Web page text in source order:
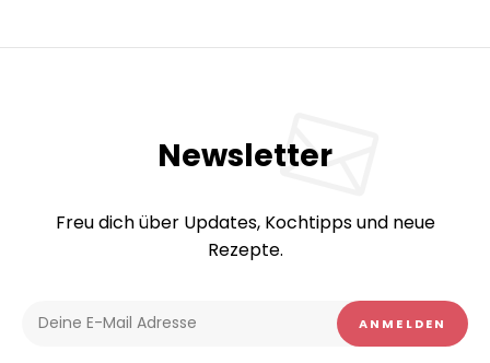
Newsletter
Freu dich über Updates, Kochtipps und neue
Rezepte.